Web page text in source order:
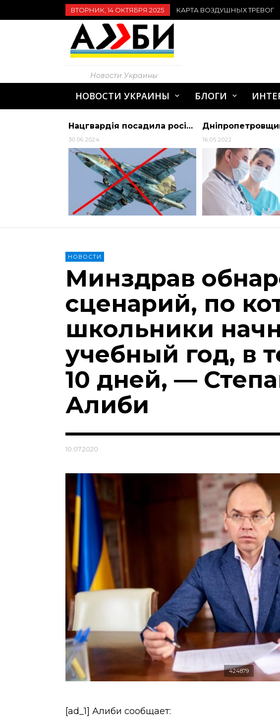
ВТОРНИК, 14 ОКТЯБРЯ 2025 КАРТА ВОЗДУШНЫХ ТРЕВОГ
Новости Украины
НОВОСТИ УКРАИНЫ БЛОГИ
Нацгвардія посадила російський штурмовик Су-25 у Донецькій області
30.06.2024 16.05.2022
НОВОСТИ
Минздрав
сценарий, по
школьники
учебный год, в
10 дней, —
Алиби
10.07.2020
424879
[ad_1] Алиби сообщает: